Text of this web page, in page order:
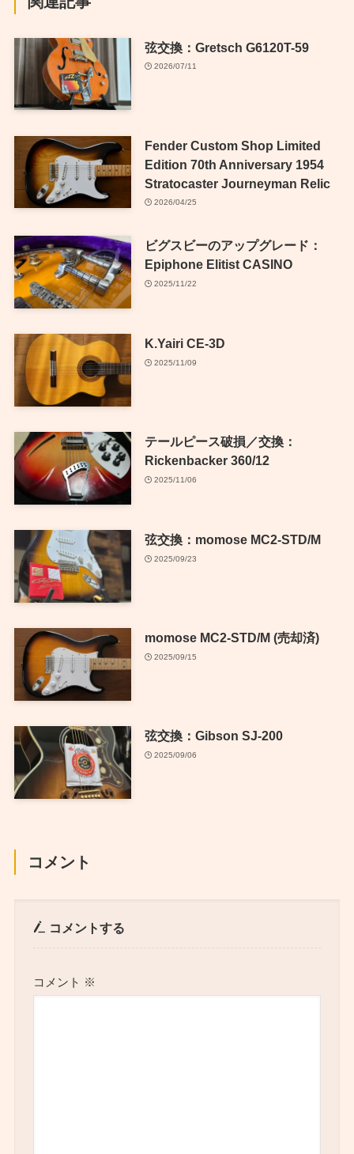
弦交換：Gretsch G6120T-59
2026/07/11
Fender Custom Shop Limited
Edition 70th Anniversary 1954
Stratocaster Journeyman Relic
2026/04/25
ビグスビーのアップグレード：
Epiphone Elitist CASINO
2025/11/22
K.Yairi CE-3D
2025/11/09
テールピース破損／交換：
Rickenbacker 360/12
2025/11/06
弦交換：momose MC2-STD/M
2025/09/23
momose MC2-STD/M (売却済)
2025/09/15
弦交換：Gibson SJ-200
2025/09/06
コメント
コメントする
コメント ※